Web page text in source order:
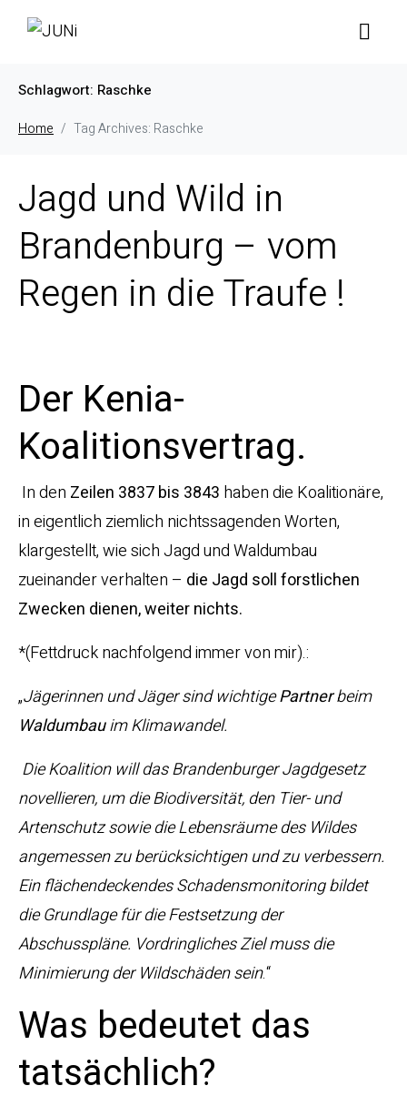
Schlagwort: Raschke
Home Tag Archives: Raschke
Jagd und Wild in
Brandenburg – vom
Regen in die Traufe !
Der Kenia-
Koalitionsvertrag.
In den Zeilen 3837 bis 3843 haben die Koalitionäre,
in eigentlich ziemlich nichtssagenden Worten,
klargestellt, wie sich Jagd und Waldumbau
zueinander verhalten – die Jagd soll forstlichen
Zwecken dienen, weiter nichts.
*(Fettdruck nachfolgend immer von mir).:
„Jägerinnen und Jäger sind wichtigePartnerbeim
Waldumbauim Klimawandel.
Die Koalition will das Brandenburger Jagdgesetz
novellieren, um die Biodiversität, den Tier- und
Artenschutz sowie die Lebensräume des Wildes
angemessen zu berücksichtigen und zu verbessern.
Ein flächendeckendes Schadensmonitoring bildet
die Grundlage für die Festsetzung der
Abschusspläne. Vordringliches Ziel muss die
Minimierung der Wildschäden sein.“
Was bedeutet das
tatsächlich?